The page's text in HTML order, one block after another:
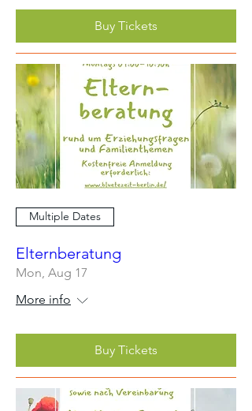
Buy Tickets
Multiple Dates
Elternberatung
Mon, Aug 17
More info
Buy Tickets